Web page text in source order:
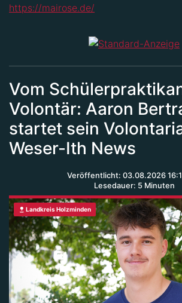
Volontär: Aaron
startet sein
Weser-Ith News
Lesedauer: 5 Minuten
Landkreis Holzminden